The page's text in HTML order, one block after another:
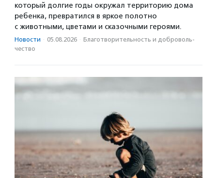
который долгие годы окружал территорию дома
ребенка, превратился в яркое полотно
с животными, цветами и сказочными героями.
Новости · 05.08.2026 · Благотвори­тель­ность и доброволь­
чест­во